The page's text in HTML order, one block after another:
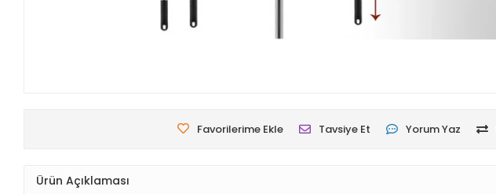
Favorilerime Ekle Tavsiye Et Yorum Yaz
Ürün Açıklaması